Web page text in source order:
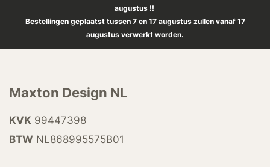
augustus !!
Bestellingen geplaatst tussen 7 en 17 augustus zullen vanaf 17
augustus verwerkt worden.
Maxton Design NL
KVK 99447398
BTW NL868995575B01